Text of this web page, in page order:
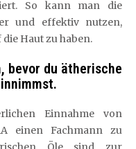
So kann man die
und effektiv nutzen,
Haut zu haben.
bevor du ätherische
Einnahme von
einen Fachmann zu